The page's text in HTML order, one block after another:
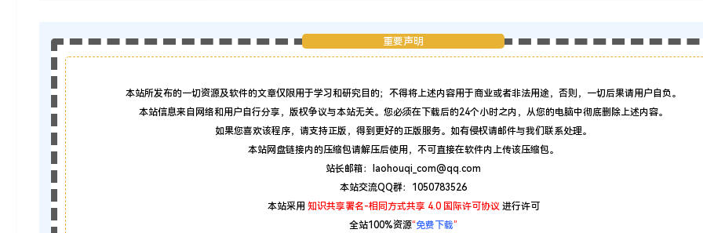
重要声明
本站所发布的一切资源及软件的文章仅限用于学习和研究目的；不得将上述内容用于商业或者非法用途，否则，一切后果请用户自负。
本站信息来自网络和用户自行分享，版权争议与本站无关。您必须在下载后的24个小时之内，从您的电脑中彻底删除上述内容。
如果您喜欢该程序，请支持正版，得到更好的正版服务。如有侵权请邮件与我们联系处理。
本站网盘链接内的压缩包请解压后使用，不可直接在软件内上传该压缩包。
站长邮箱：laohouqi_com@qq.com
本站交流QQ群：1050783526
本站采用 知识共享署名-相同方式共享 4.0 国际许可协议 进行许可
全站100%资源“免费下载”